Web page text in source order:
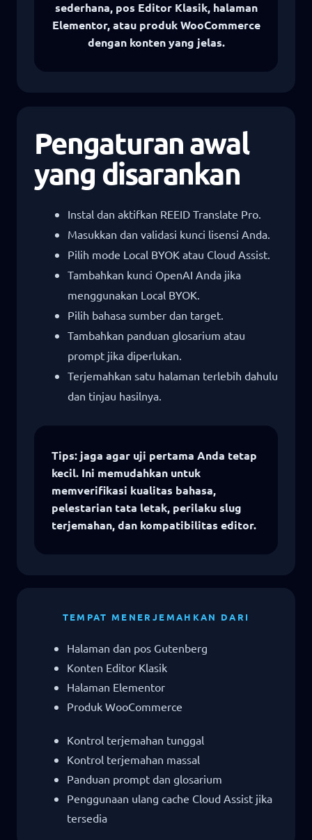
sederhana, pos Editor Klasik, halaman
Elementor, atau produk WooCommerce
dengan konten yang jelas.
Pengaturan awal
yang disarankan
Instal dan aktifkan REEID Translate Pro.
Masukkan dan validasi kunci lisensi Anda.
Pilih mode Local BYOK atau Cloud Assist.
Tambahkan kunci OpenAI Anda jika
menggunakan Local BYOK.
Pilih bahasa sumber dan target.
Tambahkan panduan glosarium atau
prompt jika diperlukan.
Terjemahkan satu halaman terlebih dahulu
dan tinjau hasilnya.
Tips: jaga agar uji pertama Anda tetap
kecil. Ini memudahkan untuk
memverifikasi kualitas bahasa,
pelestarian tata letak, perilaku slug
terjemahan, dan kompatibilitas editor.
TEMPAT MENERJEMAHKAN DARI
Halaman dan pos Gutenberg
Konten Editor Klasik
Halaman Elementor
Produk WooCommerce
Kontrol terjemahan tunggal
Kontrol terjemahan massal
Panduan prompt dan glosarium
Penggunaan ulang cache Cloud Assist jika
tersedia